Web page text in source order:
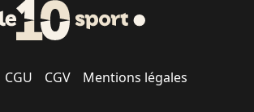
CGU CGV Mentions légales